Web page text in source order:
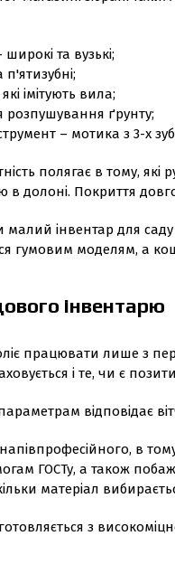
та вузькі;
п'ятизубні;
імітують вила;
розпушування ґрунту;
– мотика з 3-х
полягає в тому,
в долоні. Покриття
малий інвентар для
гумовим моделям, а
інвентарю
працювати лише з
і те, чи є
відповідає
в
ГОСТу, а також
матеріал
з